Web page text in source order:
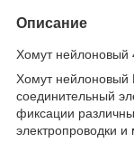
Описание
Хомут нейлоновый
Хомут нейлоновый
соединительный
фиксации
электропроводки и